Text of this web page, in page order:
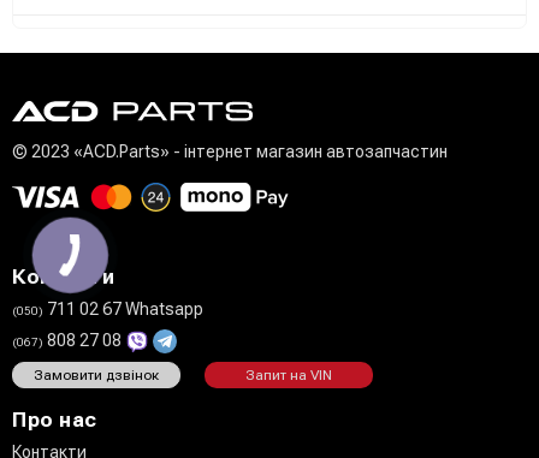
© 2023 «ACD.Parts» - інтернет магазин автозапчастин
Контакти
(050) 711 02 67 Whatsapp
(067) 808 27 08
Замовити дзвінок Запит на VIN
Про нас
Контакти